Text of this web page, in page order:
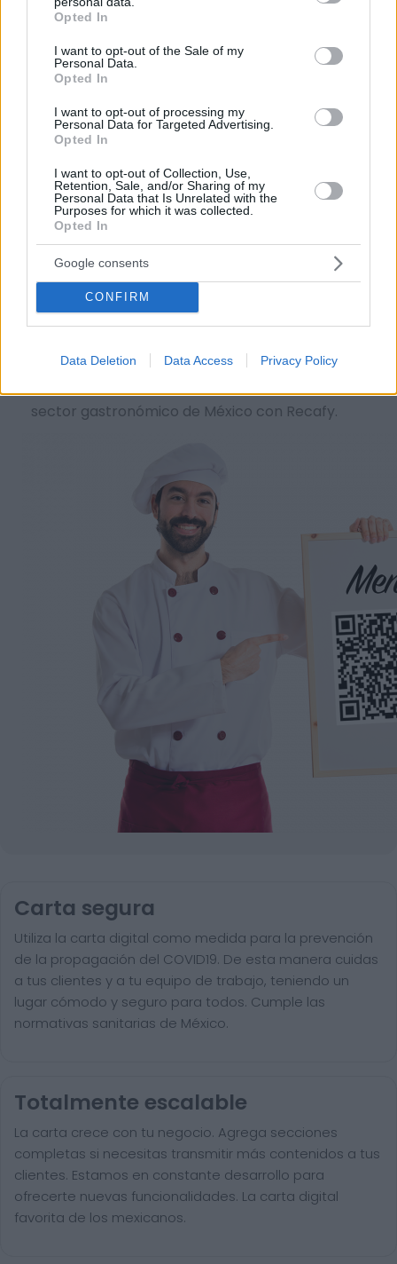
grant or deny consent to Google and its third-party tags to
use your data for below specified purposes in below Google
consent section.
Opted In
I want to opt-out of the Sale of my
Personal Data.
Opted In
I want to opt-out of processing my
Personal Data for Targeted Advertising.
Opted In
I want to opt-out of Collection, Use,
Retention, Sale, and/or Sharing of my
Personal Data that Is Unrelated with the
Purposes for which it was collected.
Opted In
Google consents
CONFIRM
Data Deletion Data Access Privacy Policy
sector gastronómico de México con Recafy.
Pásate a la carta digital QR. Nuestra sistema es
cómodo, rápido, sencillo y elegante. Con la carta
digital tus clientes accederán a todo el
contenido de tu carta de manera visual e
Por eso hemos diseñado un sistema capaz de
ayudar a tu negocio a adaptarse a las
circunstancias actuales que nuestro país está
viviendo. Contamos con una carta de servicios
que pueden ayudarte a aminorar las cargas de
trabajo en tu negocio o empresa para que
apoyo que merecen. Llega la transformación
sector gastronómico de México con Recafy.
Carta segura
Utiliza la carta digital como medida para la prevención
de la propagación del COVID19. De esta manera cuidas
a tus clientes y a tu equipo de trabajo, teniendo un
lugar cómodo y seguro para todos. Cumple las
normativas sanitarias de México.
Totalmente escalable
La carta crece con tu negocio. Agrega secciones
completas si necesitas transmitir más contenidos a tus
clientes. Estamos en constante desarrollo para
ofrecerte nuevas funcionalidades. La carta digital
favorita de los mexicanos.